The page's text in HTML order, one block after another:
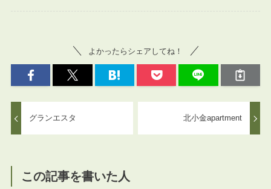
よかったらシェアしてね！
グランエスタ 北小金apartment
この記事を書いた人